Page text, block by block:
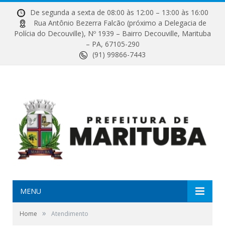
De segunda a sexta de 08:00 às 12:00 – 13:00 às 16:00
Rua Antônio Bezerra Falcão (próximo a Delegacia de
Polícia do Decouville), Nº 1939 – Bairro Decouville, Marituba
– PA, 67105-290
(91) 99866-7443
MENU
Home » Atendimento